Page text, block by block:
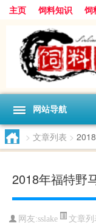
主页 饲料知识 饲
网站导航
> 文章列表 >
2018年福特野
网友:sslake 文章列